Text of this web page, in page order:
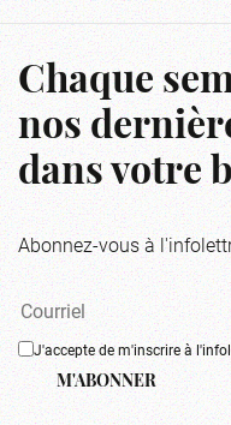
Chaque
nos
dans votre
Abonnez-vous à
J'accepte de m'inscrire à
M'ABONNER